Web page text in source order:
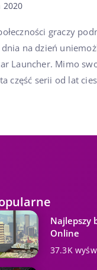
2020
graczy
dnia na dzień
Launcher. Mimo
część serii od lat
Najlepszy
Online
37.3K